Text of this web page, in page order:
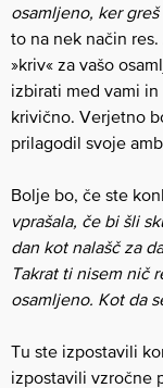
osamljeno, ker
to na nek način
»kriv« za vašo
izbirati med vami
krivično. Verjetno
prilagodil svoje
Bolje bo, če ste
vprašala, če bi šli
dan kot nalašč za
Takrat ti nisem nič
osamljeno. Kot da
Tu ste izpostavili
izpostavili vzročne